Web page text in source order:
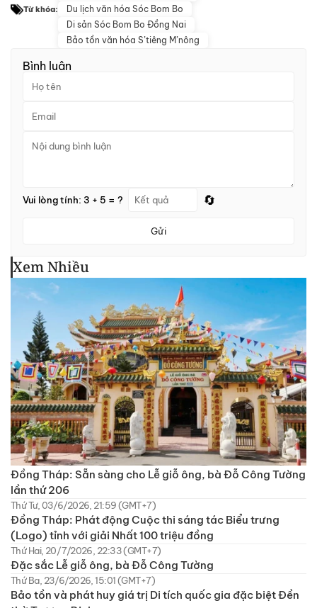
Từ khóa:
Du lịch văn hóa Sóc Bom Bo
Di sản Sóc Bom Bo Đồng Nai
Bảo tồn văn hóa S’tiêng M’nông
Bình luận
Vui lòng tính: 3 + 5 = ? 🔄
Gửi
Xem Nhiều
Đồng Tháp: Sẵn sàng cho Lễ giỗ ông, bà Đỗ Công Tường
lần thứ 206
Thứ Tư, 03/6/2026, 21:59 (GMT+7)
Đồng Tháp: Phát động Cuộc thi sáng tác Biểu trưng
(Logo) tỉnh với giải Nhất 100 triệu đồng
Thứ Hai, 20/7/2026, 22:33 (GMT+7)
Đặc sắc Lễ giỗ ông, bà Đỗ Công Tường
Thứ Ba, 23/6/2026, 15:01 (GMT+7)
Bảo tồn và phát huy giá trị Di tích quốc gia đặc biệt Đền